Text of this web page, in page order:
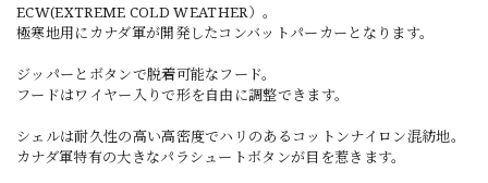
ECW(EXTREME COLD WEATHER）。
極寒地用にカナダ軍が開発したコンバットパーカーとなります。
ジッパーとボタンで脱着可能なフード。
フードはワイヤー入りで形を自由に調整できます。
シェルは耐久性の高い高密度でハリのあるコットンナイロン混紡地。
カナダ軍特有の大きなパラシュートボタンが目を惹きます。